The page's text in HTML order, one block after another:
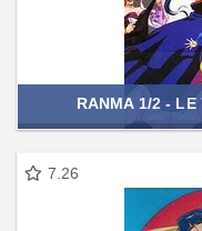
RANMA 1/2 -
7.26